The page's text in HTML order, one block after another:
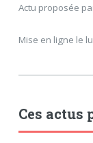
Actu proposée
Mise en ligne le
Ces actus